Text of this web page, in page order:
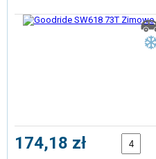
174,18 zł